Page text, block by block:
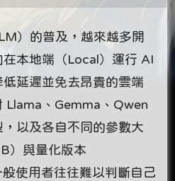
）的普及，越來越多開
本地端（Local）運行 AI
延遲並免去昂貴的雲端
Llama、Gemma、Qwen
以及各自不同的參數大
）與量化版本
使用者往往難以判斷自己